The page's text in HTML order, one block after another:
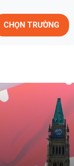
CHỌN TRƯỜNG